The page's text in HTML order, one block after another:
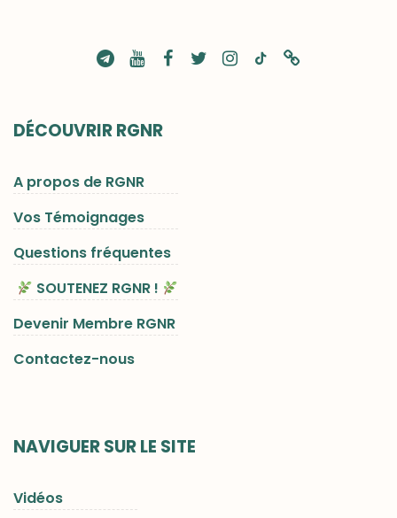
DÉCOUVRIR RGNR
A propos de RGNR
Vos Témoignages
Questions fréquentes
SOUTENEZ RGNR !
Devenir Membre RGNR
Contactez-nous
NAVIGUER SUR LE SITE
Vidéos